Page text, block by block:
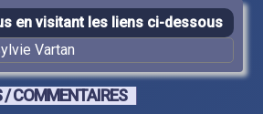
en visitant les liens ci-dessous
Vartan
/ COMMENTAIRES